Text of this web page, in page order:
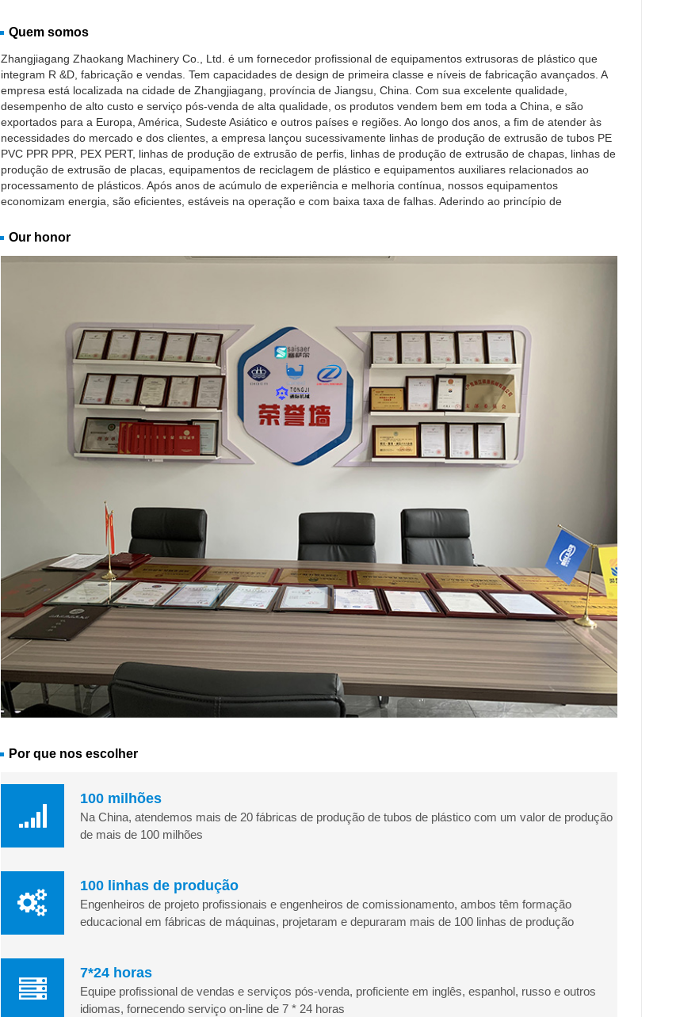
Quem somos
Zhangjiagang Zhaokang Machinery Co., Ltd. é um fornecedor profissional de equipamentos extrusoras de plástico que
integram R &D, fabricação e vendas. Tem capacidades de design de primeira classe e níveis de fabricação avançados. A
empresa está localizada na cidade de Zhangjiagang, província de Jiangsu, China. Com sua excelente qualidade,
desempenho de alto custo e serviço pós-venda de alta qualidade, os produtos vendem bem em toda a China, e são
exportados para a Europa, América, Sudeste Asiático e outros países e regiões. Ao longo dos anos, a fim de atender às
necessidades do mercado e dos clientes, a empresa lançou sucessivamente linhas de produção de extrusão de tubos PE
PVC PPR PPR, PEX PERT, linhas de produção de extrusão de perfis, linhas de produção de extrusão de chapas, linhas de
produção de extrusão de placas, equipamentos de reciclagem de plástico e equipamentos auxiliares relacionados ao
processamento de plásticos. Após anos de acúmulo de experiência e melhoria contínua, nossos equipamentos
economizam energia, são eficientes, estáveis na operação e com baixa taxa de falhas. Aderindo ao princípio de
Our honor
Por que nos escolher
100 milhões
Na China, atendemos mais de 20 fábricas de produção de tubos de plástico com um valor de produção
de mais de 100 milhões
100 linhas de produção
Engenheiros de projeto profissionais e engenheiros de comissionamento, ambos têm formação
educacional em fábricas de máquinas, projetaram e depuraram mais de 100 linhas de produção
7*24 horas
Equipe profissional de vendas e serviços pós-venda, proficiente em inglês, espanhol, russo e outros
idiomas, fornecendo serviço on-line de 7 * 24 horas